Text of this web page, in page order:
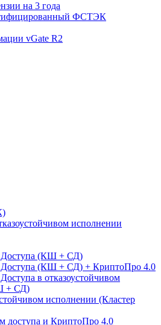
на 3 года
ФСТЭК
vGate R2
исполнении
Доступа (КШ + СД)
(КШ + СД) + КриптоПро 4.0
в отказоустойчивом
+ СД)
исполнении (Кластер
доступа и КриптоПро 4.0